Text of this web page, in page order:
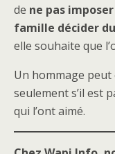
de ne pas
famille décider
elle souhaite que
Un hommage
seulement s’il est
qui l’ont aimé.